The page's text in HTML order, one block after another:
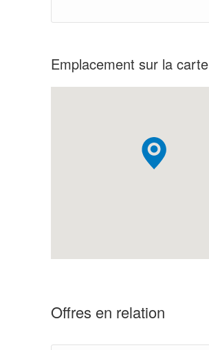
Emplacement sur la carte
Offres en relation